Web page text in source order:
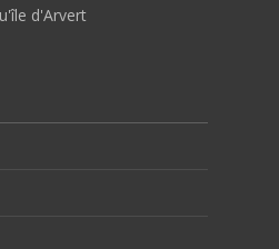
d'Arvert